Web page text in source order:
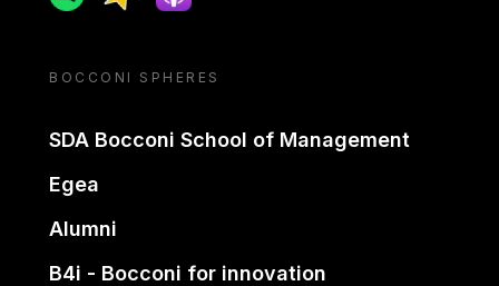
BOCCONI SPHERES
SDA Bocconi School of Management
Egea
Alumni
B4i - Bocconi for innovation